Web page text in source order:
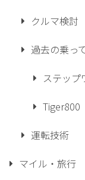
クルマ検討
過去の乗っ
ステップ
Tiger800
運転技術
マイル・旅行